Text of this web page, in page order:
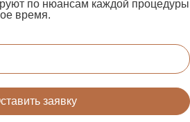
по нюансам каждой процедуры
время.
заявку